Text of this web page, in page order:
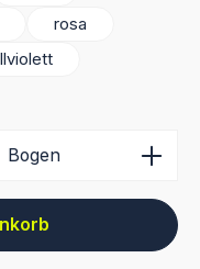
rosa
Wert ein
Bogen